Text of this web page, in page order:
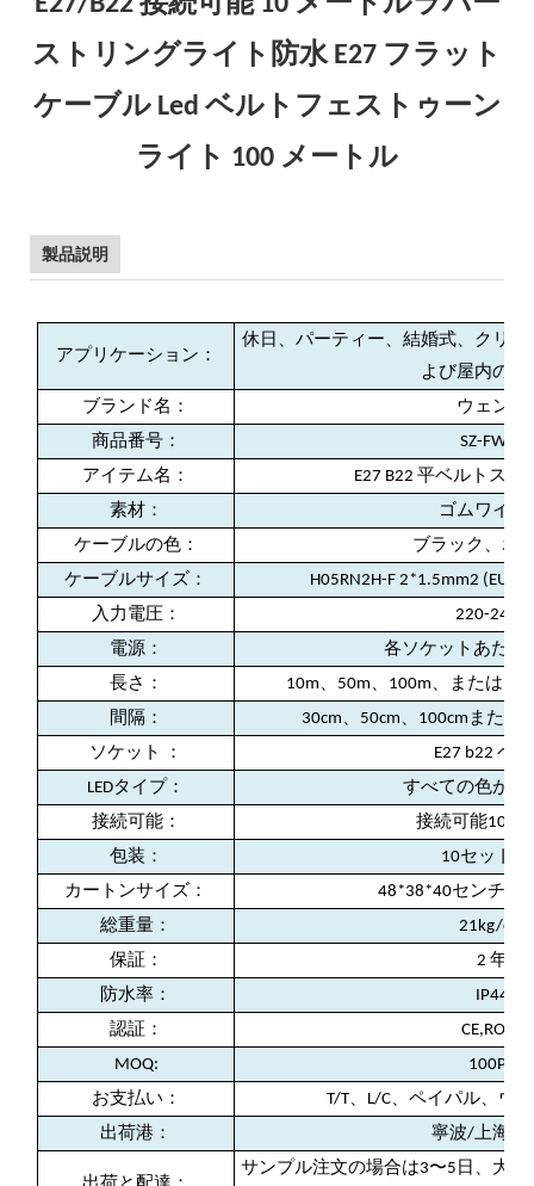
ストリングライト防水 E27 フラット
ケーブル Led ベルトフェストゥーン
ライト 100 メートル
製品説明
アプリケーション：
休日、パーティー、結婚式、クリ
よび屋内の装
ブランド名：
ウェンダ
商品番号：
SZ-FW01
アイテム名：
E27 B22 平ベルトスト
素材：
ゴムワイヤ
ケーブルの色：
ブラック、ホ
ケーブルサイズ：
H05RN2H-F 2*1.5mm2 (EU/
入力電圧：
220-240V
電源：
各ソケットあたり
長さ：
10m、50m、100m、またはカ
間隔：
30cm、50cm、100cmまたは
ソケット ：
E27 b22 ベ
LEDタイプ：
すべての色が利
接続可能：
接続可能100
包装：
10セット/
カートンサイズ：
48*38*40センチメ
総重量：
21kg/ctn
保証：
2 年
防水率：
IP44
認証：
CE,ROHS
MOQ:
100PC
お支払い：
T/T、L/C、ペイパル、ウ
出荷港：
寧波/上海/
サンプル注文の場合は3〜5日、大